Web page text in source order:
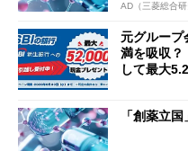
AD（三菱総合研
元グループ
満を吸収
して最大
「創薬立